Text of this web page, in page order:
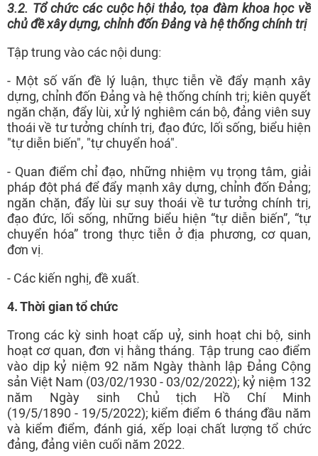
3.2. Tổ chức các cuộc hội thảo, tọa đàm khoa học về
chủ đề xây dựng, chỉnh đốn Đảng và hệ thống chính trị
Tập trung vào các nội dung:
- Một số vấn đề lý luận, thực tiễn về đẩy mạnh xây
dựng, chỉnh đốn Đảng và hệ thống chính trị; kiên quyết
ngăn chặn, đẩy lùi, xử lý nghiêm cán bộ, đảng viên suy
thoái về tư tưởng chính trị, đạo đức, lối sống, biểu hiện
"tự diễn biến", "tự chuyển hoá".
- Quan điểm chỉ đạo, những nhiệm vụ trọng tâm, giải
pháp đột phá để đẩy mạnh xây dựng, chỉnh đốn Đảng;
ngăn chặn, đẩy lùi sự suy thoái về tư tưởng chính trị,
đạo đức, lối sống, những biểu hiện “tự diễn biến”, “tự
chuyển hóa” trong thực tiễn ở địa phương, cơ quan,
đơn vị.
- Các kiến nghị, đề xuất.
4. Thời gian tổ chức
Trong các kỳ sinh hoạt cấp uỷ, sinh hoạt chi bộ, sinh
hoạt cơ quan, đơn vị hằng tháng. Tập trung cao điểm
vào dịp kỷ niệm 92 năm Ngày thành lập Đảng Cộng
sản Việt Nam (03/02/1930 - 03/02/2022); kỷ niệm 132
năm Ngày sinh Chủ tịch Hồ Chí Minh
(19/5/1890 - 19/5/2022); kiểm điểm 6 tháng đầu năm
và kiểm điểm, đánh giá, xếp loại chất lượng tổ chức
đảng, đảng viên cuối năm 2022.